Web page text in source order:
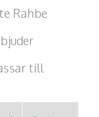
situation med
genom hög energi
gör föreläsningarna
att reflektera på
lättillgängliga.
Rahbe
och önskemål för
föreläsningar för
till